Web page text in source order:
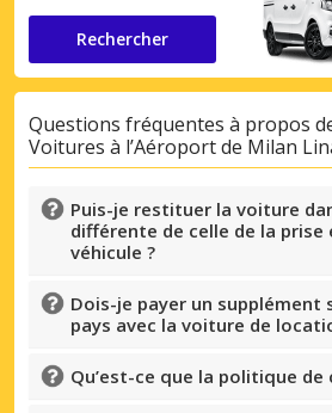
Rechercher
Questions fréquentes à propos
Voitures à l’Aéroport de Milan
Puis-je restituer la voiture
différente de celle de la prise
véhicule ?
Dois-je payer un supplément
pays avec la voiture de
Qu’est-ce que la politique de